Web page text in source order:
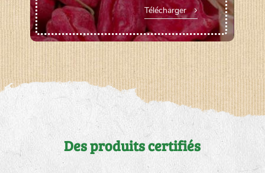
Télécharger
Des produits certifiés